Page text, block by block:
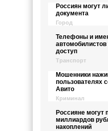
Россиян могут
документа
Город
Телефоны и
доступ
Транспорт
Мошенники
пользователях
Авито
Криминал
Россияне могут
миллиардов
накоплений